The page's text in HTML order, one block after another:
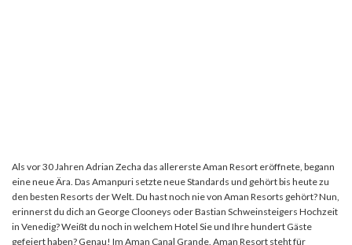
Als vor 30 Jahren Adrian Zecha das allererste Aman Resort eröffnete, begann
eine neue Ära. Das Amanpuri setzte neue Standards und gehört bis heute zu
den besten Resorts der Welt. Du hast noch nie von Aman Resorts gehört? Nun,
erinnerst du dich an George Clooneys oder Bastian Schweinsteigers Hochzeit
in Venedig? Weißt du noch in welchem Hotel Sie und Ihre hundert Gäste
gefeiert haben? Genau! Im Aman Canal Grande. Aman Resort steht für